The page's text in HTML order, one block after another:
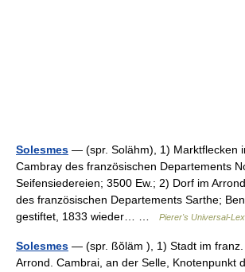
Solesmes — (spr. Solähm), 1) Marktflecken
Cambray des französischen Departements
Seifensiedereien; 3500 Ew.; 2) Dorf im
des französischen Departements Sarthe;
gestiftet, 1833 wieder… …
Pierer's Universal-
Solesmes — (spr. ßŏläm ), 1) Stadt im franz.
Arrond. Cambrai, an der Selle, Knotenpunkt